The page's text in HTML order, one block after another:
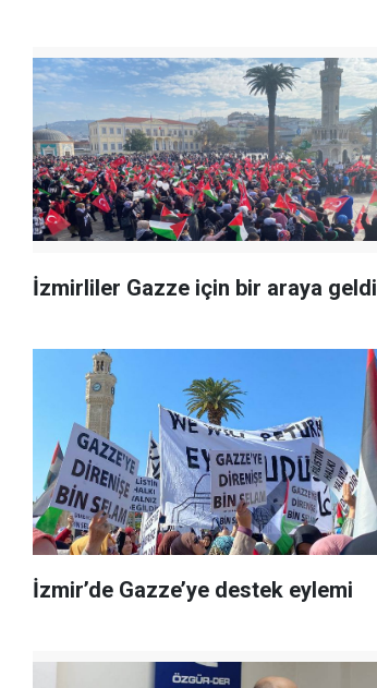
İzmirliler Gazze için bir araya geldi
İzmir’de Gazze’ye destek eylemi